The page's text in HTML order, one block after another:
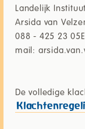
Landelijk
Arsida van
088 - 425 23 05E
mail:
De volledige